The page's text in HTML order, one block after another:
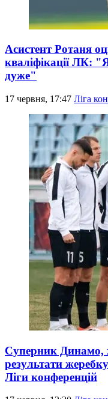
Асистент Ротаня
кваліфікації ЛК:
дуже"
17 червня, 17:47 Ліга
Суперник Динамо,
результати
Ліги конференцій